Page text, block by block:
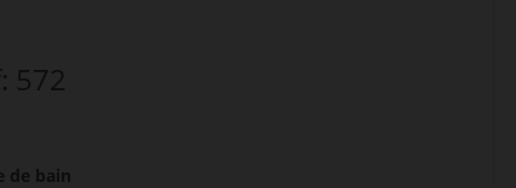
572
de bain